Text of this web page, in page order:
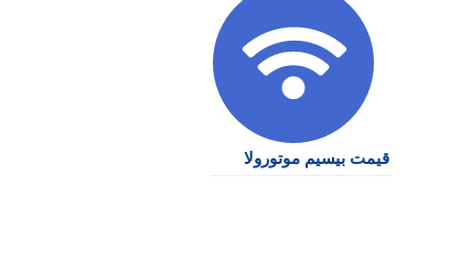
قیمت بیسیم موتورولا